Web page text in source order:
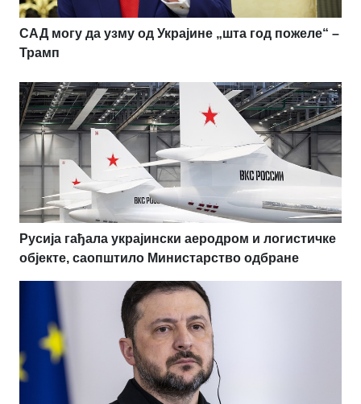
САД могу да узму од Украјине „шта год пожеле“ –
Трамп
Русија гађала украјински аеродром и логистичке
објекте, саопштило Министарство одбране